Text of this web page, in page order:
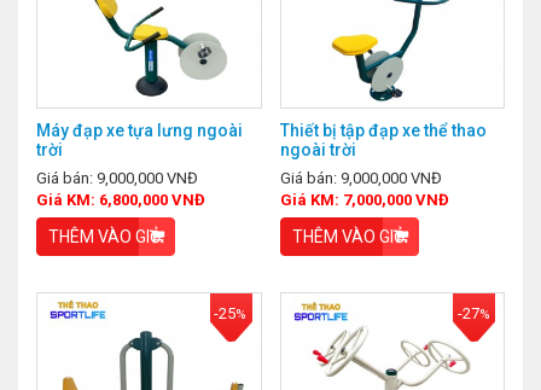
Máy đạp xe tựa lưng ngoài
trời
Giá bán: 9,000,000 VNĐ
Giá KM: 6,800,000 VNĐ
THÊM VÀO GIỎ
Thiết bị tập đạp xe thể thao
ngoài trời
Giá bán: 9,000,000 VNĐ
Giá KM: 7,000,000 VNĐ
THÊM VÀO GIỎ
-25% -27%